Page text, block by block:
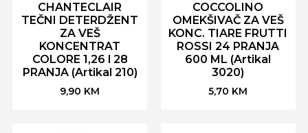
CHANTECLAIR
TEČNI DETERDŽENT
ZA VEŠ
KONCENTRAT
COLORE 1,26 l 28
PRANJA (Artikal 210)
9,90 KM
COCCOLINO
OMEKŠIVAČ ZA VEŠ
KONC. TIARE FRUTTI
ROSSI 24 PRANJA
600 ML (Artikal
3020)
5,70 KM